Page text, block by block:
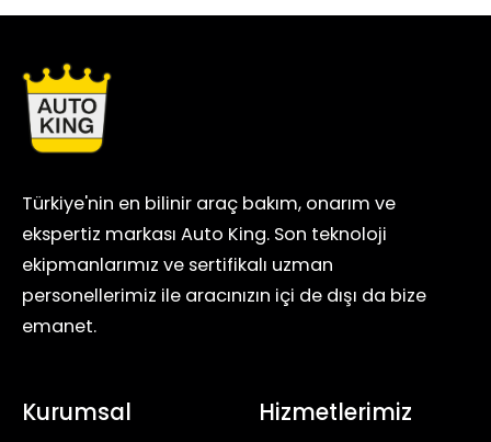
Türkiye'nin en bilinir araç bakım, onarım ve
ekspertiz markası Auto King. Son teknoloji
ekipmanlarımız ve sertifikalı uzman
personellerimiz ile aracınızın içi de dışı da bize
emanet.
Kurumsal Hizmetlerimiz